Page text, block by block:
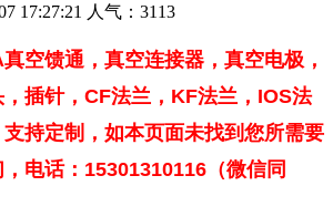
17:27:21 人气：3113
空馈通，真空连接器，真空电极，
插针， CF法兰，KF法兰，IOS法
持定制，如本页面未找到您所需要
电话：15301310116（微信同